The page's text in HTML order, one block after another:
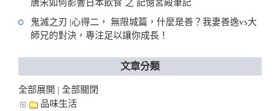
唐宋如何影響日本飲食 之 記憶宮殿筆記
鬼滅之刃 |心得二， 無限城篇，什麼是善？我妻善逸vs大
師兄的對決，專注足以讓你成長！
文章分類
全部展開
全部關閉
品味生活